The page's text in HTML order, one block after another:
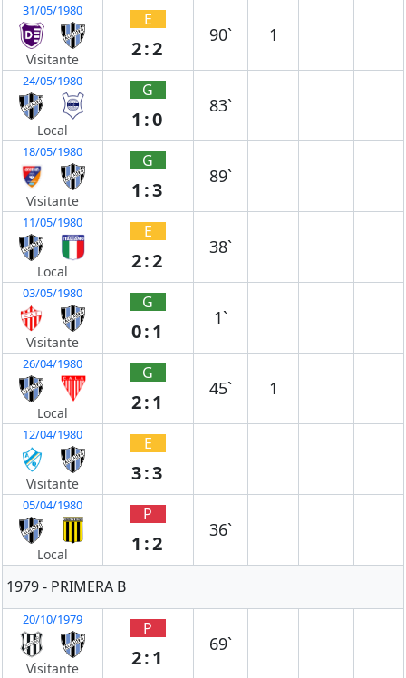
31/05/1980
Visitante
E
2:2
90` 1
24/05/1980
Local
G
1:0
83`
18/05/1980
Visitante
G
1:3
89`
11/05/1980
Local
E
2:2
38`
03/05/1980
Visitante
G
0:1
1`
26/04/1980
Local
G
2:1
45` 1
12/04/1980
Visitante
E
3:3
05/04/1980
Local
P
1:2
36`
1979 - PRIMERA B
20/10/1979
Visitante
P
2:1
69`